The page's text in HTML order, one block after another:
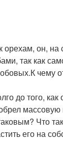
он, на
так как
чему
до того,
Что
его на